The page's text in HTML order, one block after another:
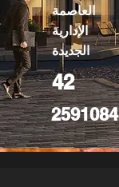
العاصمة
الإدارية
الجديدة
42
2591084